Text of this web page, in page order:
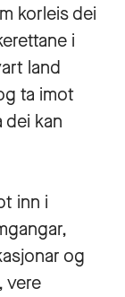
korleis dei
i
land
ta imot
dei kan
inn i
og
vere